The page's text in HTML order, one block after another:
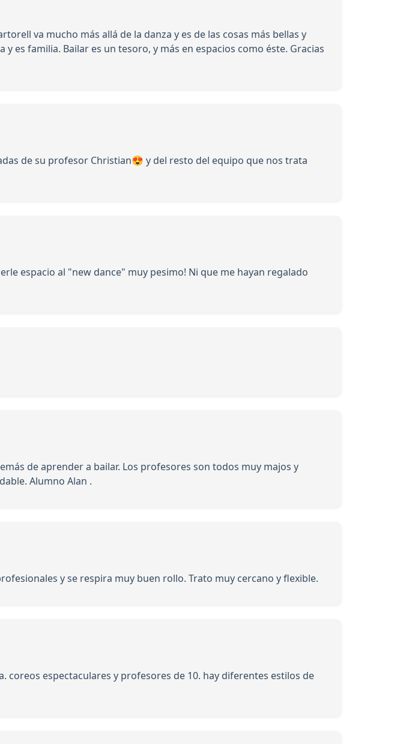
va mucho más allá de la danza y es de las cosas más bellas y
es familia. Bailar es un tesoro, y más en espacios como éste. Gracias
de su profesor Christian😍 y del resto del equipo que nos trata
espacio al "new dance" muy pesimo! Ni que me hayan regalado
de aprender a bailar. Los profesores son todos muy majos y
Alumno Alan .
y se respira muy buen rollo. Trato muy cercano y flexible.
coreos espectaculares y profesores de 10. hay diferentes estilos de